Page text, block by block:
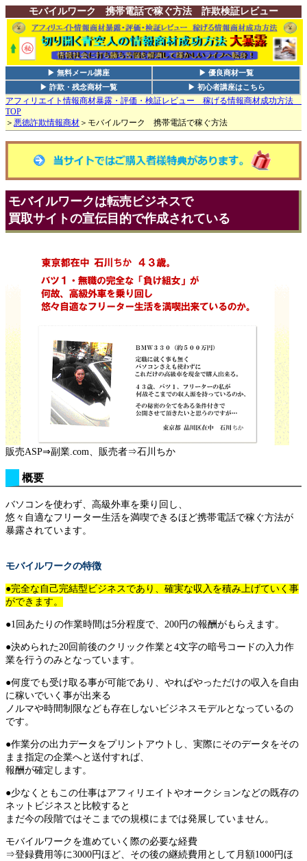
モバイルワーク 携帯電話で稼ぐ方法 詐欺検証レビュー
▶ 無料メール講座
▶ 優良商材一覧
▶ 詐欺・残念商材一覧
▶ 初心者講座はこちら
アフィリエイト情報商材暴露・評価・検証レビュー 稼げる情報商材成功方法
TOP
＞ 悪徳詐欺情報商材 ＞モバイルワーク 携帯電話で稼ぐ方法
モバイルワークは転売ビジネスで
買取サイトの宣伝目的で作成されている
販売ASP⇒副業.com、販売者⇒石川ちか
概要
バソコンを使わず、高級外車を乗り回し、
悠々自適なフリーター生活を満喫できるほど携帯電話で稼ぐ方法が
暴露されています。
モバイルワークの特徴
●完全な自己完結型ビジネスであり、確実な収入を積み上げていく事
ができます。
●1回あたりの作業時間は5分程度で、200円の報酬がもらえます。
●決められた20回前後のクリック作業と4文字の暗号コードの入力作
業を行うのみとなっています。
●何度でも受け取る事が可能であり、やればやっただけの収入を自由
に稼いでいく事が出来る
ノルマや時間制限なども存在しないビジネスモデルとなっているの
です。
●作業分の出力データをプリントアウトし、実際にそのデータをその
まま指定の企業へと送付すれば、
報酬が確定します。
●少なくともこの仕事はアフィリエイトやオークションなどの既存の
ネットビジネスと比較すると
まだ今の段階ではそこまでの規模にまでは発展していません。
モバイルワークを進めていく際の必要な経費
⇒登録費用等に3000円ほど、その後の継続費用として月額1000円ほ